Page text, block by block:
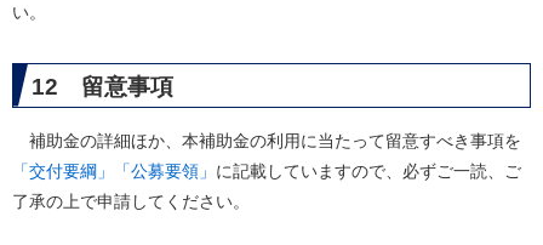
い。
12 留意事項
補助金の詳細ほか、本補助金の利用に当たって留意すべき事項を
「交付要綱」「公募要領」 に記載していますので、必ずご一読、ご
了承の上で申請してください。